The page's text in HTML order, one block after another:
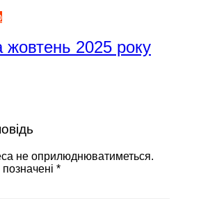
жовтень 2025 року
не оприлюднюватиметься.
*